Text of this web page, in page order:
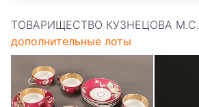
ТОВАРИЩЕСТВО КУЗНЕЦОВА М.С.
дополнительные лоты